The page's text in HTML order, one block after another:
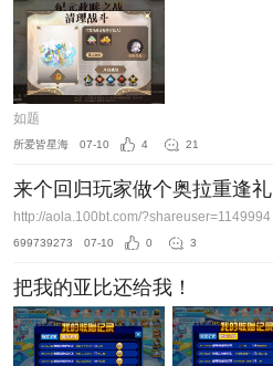
如题
所爱皆星海 07-10 4 21
来个回归玩家做个奥拉重逢礼
http://aola.100bt.com/?shareuser=1149994
699739273 07-10 0 3
把我的亚比还给我！